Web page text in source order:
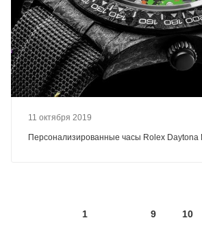
11 октября 2019
Персонализированные часы Rolex Daytona
1 9 10